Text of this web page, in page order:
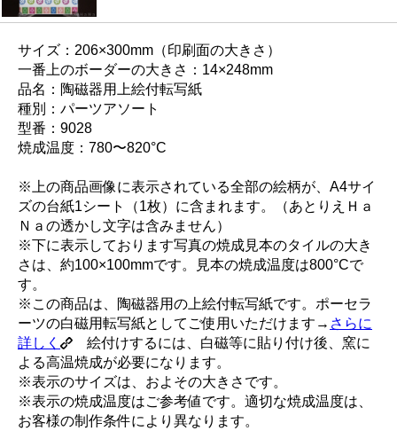
サイズ：206×300mm（印刷面の大きさ）
一番上のボーダーの大きさ：14×248mm
品名：陶磁器用上絵付転写紙
種別：パーツアソート
型番：9028
焼成温度：780〜820°C
※上の商品画像に表示されている全部の絵柄が、A4サイ
ズの台紙1シート（1枚）に含まれます。（あとりえＨａ
Ｎａの透かし文字は含みません）
※下に表示しております写真の焼成見本のタイルの大き
さは、約100×100mmです。見本の焼成温度は800°Cで
す。
※この商品は、陶磁器用の上絵付転写紙です。ポーセラ
ーツの白磁用転写紙としてご使用いただけます→ さらに
詳しく
絵付けするには、白磁等に貼り付け後、窯に
よる高温焼成が必要になります。
※表示のサイズは、およその大きさです。
※表示の焼成温度はご参考値です。適切な焼成温度は、
お客様の制作条件により異なります。